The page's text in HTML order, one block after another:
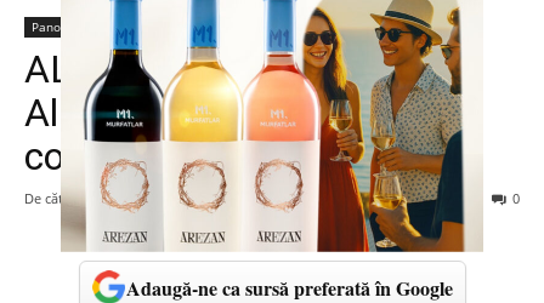
Panorama
ALERTĂ MAXIMĂ! Casa
Albă a primit un plic care
conţinea CIANURĂ
De către 7est - 18 martie 2015 0
Adaugă-ne ca sursă preferată în Google